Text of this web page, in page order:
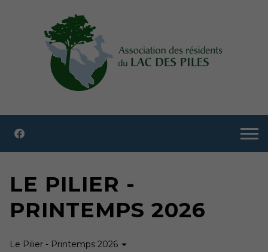
LE PILIER -
PRINTEMPS 2026
Le Pilier - Printemps 2026